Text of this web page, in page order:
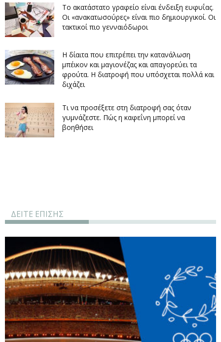
Το ακατάστατο γραφείο είναι ένδειξη ευφυΐας.
Οι «ανακατωσούρες» είναι πιο δημιουργικοί. Οι
τακτικοί πιο γενναιόδωροι
Η δίαιτα που επιτρέπει την κατανάλωση
μπέικον και μαγιονέζας και απαγορεύει τα
φρούτα. Η διατροφή που υπόσχεται πολλά και
διχάζει
Τι να προσέξετε στη διατροφή σας όταν
γυμνάζεστε. Πώς η καφεΐνη μπορεί να
βοηθήσει
ΔΕΙΤΕ ΕΠΙΣΗΣ